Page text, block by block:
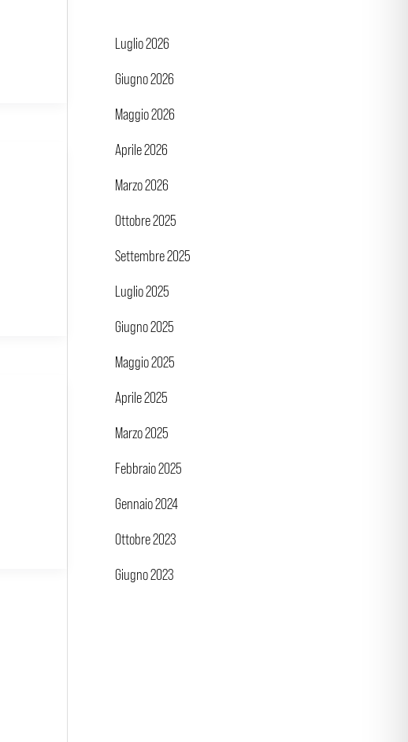
Luglio 2026
Giugno 2026
Maggio 2026
Aprile 2026
Marzo 2026
Ottobre 2025
Settembre 2025
Luglio 2025
Giugno 2025
Maggio 2025
Aprile 2025
Marzo 2025
Febbraio 2025
Gennaio 2024
Ottobre 2023
Giugno 2023